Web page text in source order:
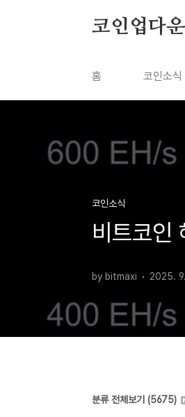
코인업다운
홈 코인소식
코인소식
비트코인
by bitmaxi 2025.
분류 전체보기 (5675)